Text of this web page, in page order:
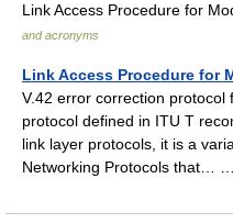
Link Access Procedure for
and acronyms
Link Access Procedure for
V.42 error correction
protocol defined in ITU T
link layer protocols, it is a
Networking Protocols that…